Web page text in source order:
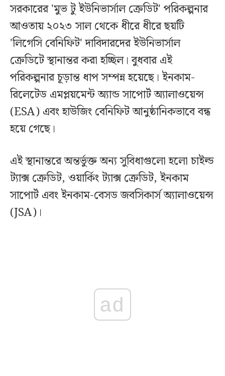
সরকারের 'মুভ টু ইউনিভার্সাল ক্রেডিট' পরিকল্পনার
আওতায় ২০২৩ সাল থেকে ধীরে ধীরে ছয়টি
'লিগেসি বেনিফিট' দাবিদারদের ইউনিভার্সাল
ক্রেডিটে স্থানান্তর করা হচ্ছিল। বুধবার এই
পরিকল্পনার চূড়ান্ত ধাপ সম্পন্ন হয়েছে। ইনকাম-
রিলেটেড এমপ্লয়মেন্ট অ্যান্ড সাপোর্ট অ্যালাওয়েন্স
(ESA) এবং হাউজিং বেনিফিট আনুষ্ঠানিকভাবে বন্ধ
হয়ে গেছে।
এই স্থানান্তরে অন্তর্ভুক্ত অন্য সুবিধাগুলো হলো চাইল্ড
ট্যাক্স ক্রেডিট, ওয়ার্কিং ট্যাক্স ক্রেডিট, ইনকাম
সাপোর্ট এবং ইনকাম-বেসড জবসিকার্স অ্যালাওয়েন্স
(JSA)।
ad